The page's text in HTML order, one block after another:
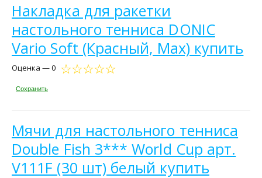
Накладка для ракетки
настольного тенниса DONIC
Vario Soft (Красный, Max) купить
Оценка — 0
Сохранить
Мячи для настольного тенниса
Double Fish 3*** World Cup арт.
V111F (30 шт) белый купить